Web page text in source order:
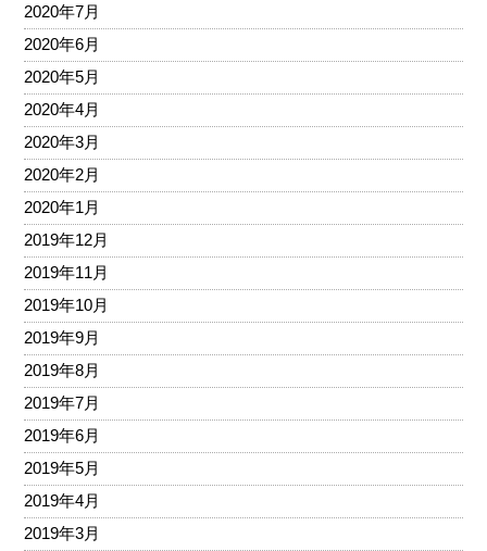
2020年7月
2020年6月
2020年5月
2020年4月
2020年3月
2020年2月
2020年1月
2019年12月
2019年11月
2019年10月
2019年9月
2019年8月
2019年7月
2019年6月
2019年5月
2019年4月
2019年3月